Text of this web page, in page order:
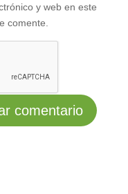
y web en este
comente.